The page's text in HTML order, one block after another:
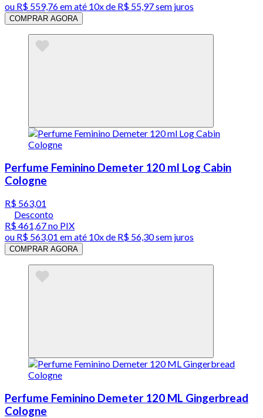
ou R$ 559,76em até 10x de R$ 55,97 sem juros
COMPRAR AGORA
Perfume Feminino Demeter 120 ml Log Cabin
Cologne
R$ 563,01
Desconto
R$ 461,67no PIX
ou R$ 563,01 em até 10x de R$ 56,30 sem juros
COMPRAR AGORA
Perfume Feminino Demeter 120 ML Gingerbread
Cologne